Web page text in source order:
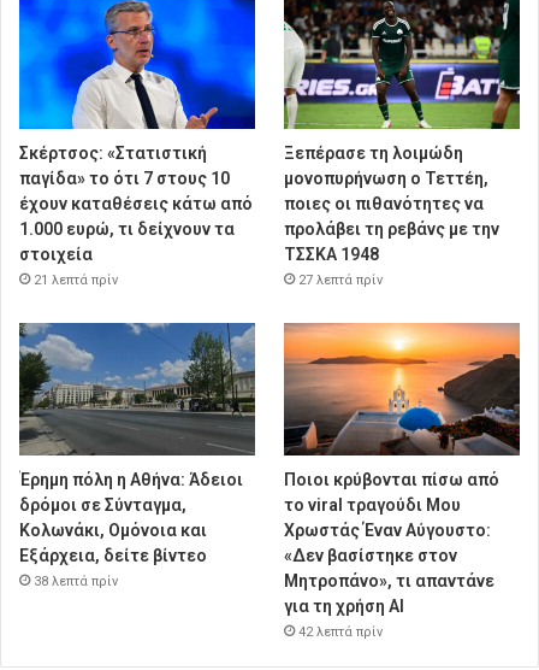
Σκέρτσος: «Στατιστική
παγίδα» το ότι 7 στους 10
έχουν καταθέσεις κάτω από
1.000 ευρώ, τι δείχνουν τα
στοιχεία
21 λεπτά πρίν
Ξεπέρασε τη λοιμώδη
μονοπυρήνωση ο Τεττέη,
ποιες οι πιθανότητες να
προλάβει τη ρεβάνς με την
ΤΣΣΚΑ 1948
27 λεπτά πρίν
Έρημη πόλη η Αθήνα: Άδειοι
δρόμοι σε Σύνταγμα,
Κολωνάκι, Ομόνοια και
Εξάρχεια, δείτε βίντεο
38 λεπτά πρίν
Ποιοι κρύβονται πίσω από
το viral τραγούδι Μου
Χρωστάς Έναν Αύγουστο:
«Δεν βασίστηκε στον
Μητροπάνο», τι απαντάνε
για τη χρήση AI
42 λεπτά πρίν